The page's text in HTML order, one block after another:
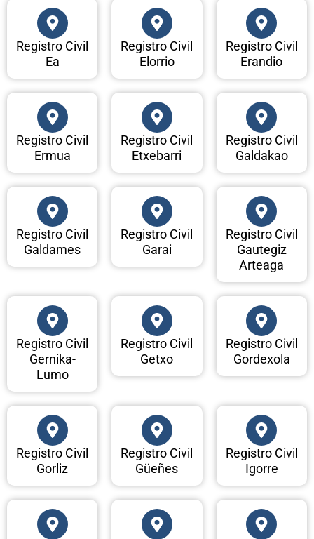
Registro Civil
Ea
Registro Civil
Elorrio
Registro Civil
Erandio
Registro Civil
Ermua
Registro Civil
Etxebarri
Registro Civil
Galdakao
Registro Civil
Galdames
Registro Civil
Garai
Registro Civil
Gautegiz
Arteaga
Registro Civil
Gernika-
Lumo
Registro Civil
Getxo
Registro Civil
Gordexola
Registro Civil
Gorliz
Registro Civil
Güeñes
Registro Civil
Igorre